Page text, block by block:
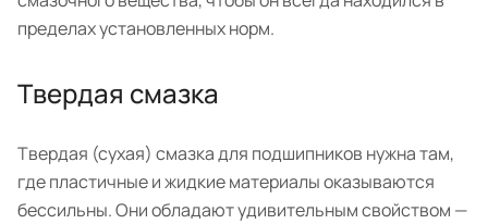
пределах установленных норм.
Твердая смазка
Твердая (сухая) смазка для подшипников нужна там,
где пластичные и жидкие материалы оказываются
бессильны. Они обладают удивительным свойством —